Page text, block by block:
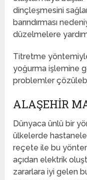
dinçleşmesini
barındırması
düzelmelere
Titretme
yoğurma işlemine
problemler
ALAŞEHIR
Dünyaca ünlü bir
ülkelerde
reçete ile bu
açıdan elektrik
zararlara iyi gelen